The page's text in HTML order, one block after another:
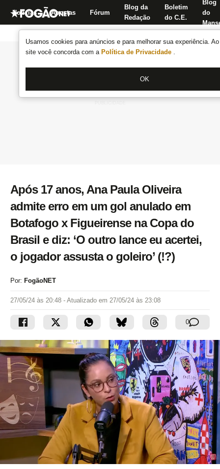
Usamos cookies para anúncios e para melhorar sua experiência.
site você concorda com a Política de Privacidade .
OK
Notícias Apostas Fórum
Blog da
Redação
Boletim
do C.E.
Blog
do
Após 17 anos, Ana Paula Oliveira
admite erro em um gol anulado em
Botafogo x Figueirense na Copa do
Brasil e diz: ‘O outro lance eu acertei,
o jogador assusta o goleiro’ (!?)
Por: FogãoNET
27/05/24 às 20:48 - Atualizado em 27/05/24 às 23:08
0